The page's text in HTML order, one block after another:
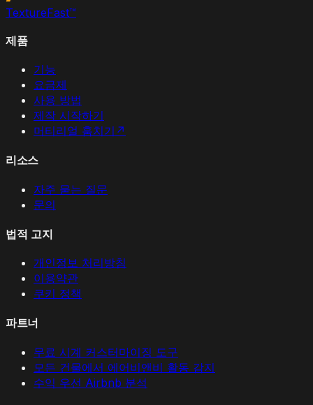
TextureFast™
제품
기능
요금제
사용 방법
제작 시작하기
머티리얼 훔치기 ↗
리소스
자주 묻는 질문
문의
법적 고지
개인정보 처리방침
이용약관
쿠키 정책
파트너
무료 시계 커스터마이징 도구
모든 건물에서 에어비앤비 활동 감지
수익 우선 Airbnb 분석